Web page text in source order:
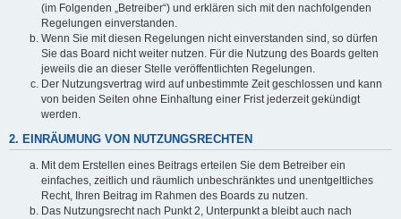
(im Folgenden „Betreiber“) und erklären sich mit den nachfolgenden
Regelungen einverstanden.
Wenn Sie mit diesen Regelungen nicht einverstanden sind, so dürfen
Sie das Board nicht weiter nutzen. Für die Nutzung des Boards gelten
jeweils die an dieser Stelle veröffentlichten Regelungen.
Der Nutzungsvertrag wird auf unbestimmte Zeit geschlossen und kann
von beiden Seiten ohne Einhaltung einer Frist jederzeit gekündigt
werden.
2. EINRÄUMUNG VON NUTZUNGSRECHTEN
Mit dem Erstellen eines Beitrags erteilen Sie dem Betreiber ein
einfaches, zeitlich und räumlich unbeschränktes und unentgeltliches
Recht, Ihren Beitrag im Rahmen des Boards zu nutzen.
Das Nutzungsrecht nach Punkt 2, Unterpunkt a bleibt auch nach